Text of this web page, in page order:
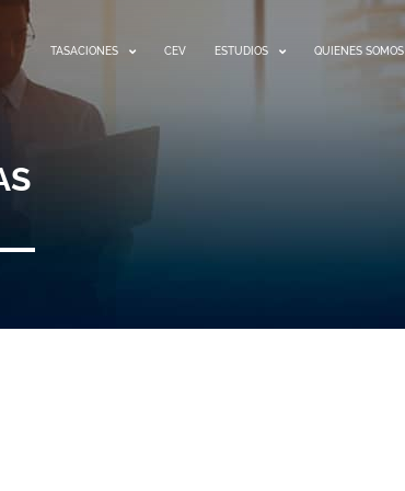
TASACIONES CEV ESTUDIOS QUIENES SOMOS